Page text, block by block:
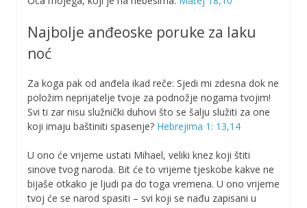
Najbolje anđeoske poruke za laku
noć
Za koga pak od anđela ikad reče: Sjedi mi zdesna dok ne
položim neprijatelje tvoje za podnožje nogama tvojim!
Svi ti zar nisu služnički duhovi što se šalju služiti za one
koji imaju baštiniti spasenje? Hebrejima 1: 13,14
U ono će vrijeme ustati Mihael, veliki knez koji štiti
sinove tvog naroda. Bit će to vrijeme tjeskobe kakve ne
bijaše otkako je ljudi pa do toga vremena. U ono vrijeme
tvoj će se narod spasiti – svi koji se nađu zapisani u